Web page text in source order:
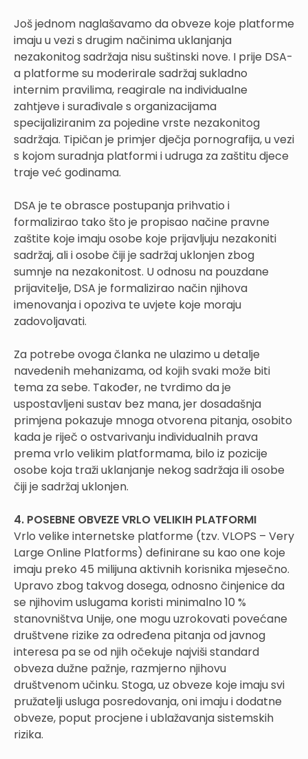
Još jednom naglašavamo da obveze koje platforme
imaju u vezi s drugim načinima uklanjanja
nezakonitog sadržaja nisu suštinski nove. I prije DSA-
a platforme su moderirale sadržaj sukladno
internim pravilima, reagirale na individualne
zahtjeve i surađivale s organizacijama
specijaliziranim za pojedine vrste nezakonitog
sadržaja. Tipičan je primjer dječja pornografija, u vezi
s kojom suradnja platformi i udruga za zaštitu djece
traje već godinama.
DSA je te obrasce postupanja prihvatio i
formalizirao tako što je propisao načine pravne
zaštite koje imaju osobe koje prijavljuju nezakoniti
sadržaj, ali i osobe čiji je sadržaj uklonjen zbog
sumnje na nezakonitost. U odnosu na pouzdane
prijavitelje, DSA je formalizirao način njihova
imenovanja i opoziva te uvjete koje moraju
zadovoljavati.
Za potrebe ovoga članka ne ulazimo u detalje
navedenih mehanizama, od kojih svaki može biti
tema za sebe. Također, ne tvrdimo da je
uspostavljeni sustav bez mana, jer dosadašnja
primjena pokazuje mnoga otvorena pitanja, osobito
kada je riječ o ostvarivanju individualnih prava
prema vrlo velikim platformama, bilo iz pozicije
osobe koja traži uklanjanje nekog sadržaja ili osobe
čiji je sadržaj uklonjen.
4. POSEBNE OBVEZE VRLO VELIKIH PLATFORMI
Vrlo velike internetske platforme (tzv. VLOPS – Very
Large Online Platforms) definirane su kao one koje
imaju preko 45 milijuna aktivnih korisnika mjesečno.
Upravo zbog takvog dosega, odnosno činjenice da
se njihovim uslugama koristi minimalno 10 %
stanovništva Unije, one mogu uzrokovati povećane
društvene rizike za određena pitanja od javnog
interesa pa se od njih očekuje najviši standard
obveza dužne pažnje, razmjerno njihovu
društvenom učinku. Stoga, uz obveze koje imaju svi
pružatelji usluga posredovanja, oni imaju i dodatne
obveze, poput procjene i ublažavanja sistemskih
rizika.